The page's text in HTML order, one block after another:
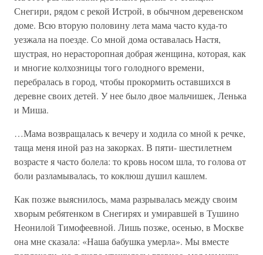
Снегири, рядом с рекой Истрой, в обычном деревенском
доме. Всю вторую половину лета мама часто куда-то
уезжала на поезде. Со мной дома оставалась Настя,
шустрая, но нерасторопная добрая женщина, которая, как
и многие колхозницы того голодного времени,
перебралась в город, чтобы прокормить оставшихся в
деревне своих детей. У нее было двое мальчишек, Ленька
и Миша.
…Мама возвращалась к вечеру и ходила со мной к речке,
таща меня иной раз на закорках. В пяти- шестилетнем
возрасте я часто болела: то кровь носом шла, то голова от
боли разламывалась, то коклюш душил кашлем.
Как позже выяснилось, мама разрывалась между своим
хворым ребятенком в Снегирях и умиравшей в Тушино
Неонилой Тимофеевной. Лишь позже, осенью, в Москве
она мне сказала: «Наша бабушка умерла». Мы вместе